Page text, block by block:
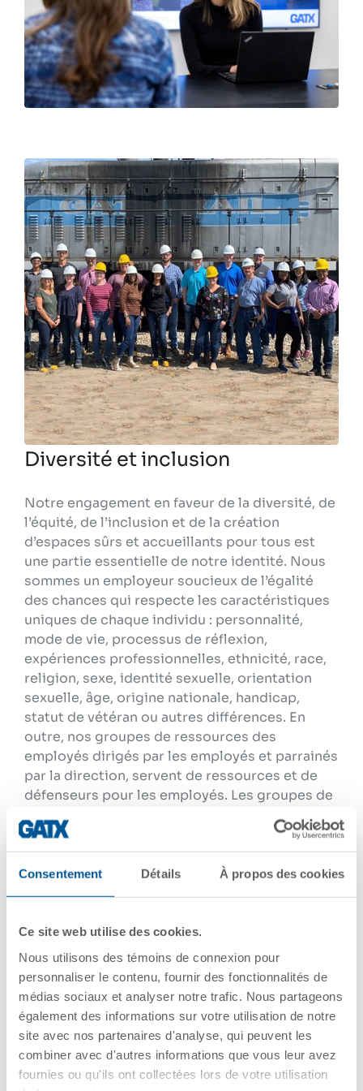
Consentement Détails À propos des cookies
Ce site web utilise des cookies.
Nous utilisons des témoins de connexion pour
personnaliser le contenu, fournir des fonctionnalités de
médias sociaux et analyser notre trafic. Nous partageons
également des informations sur votre utilisation de notre
site avec nos partenaires d'analyse, qui peuvent les
combiner avec d'autres informations que vous leur avez
fournies ou qu'ils ont collectées lors de votre utilisation
Diversité et inclusion
Notre engagement en faveur de la diversité, de
l’équité, de l’inclusion et de la création
d’espaces sûrs et accueillants pour tous est
une partie essentielle de notre identité. Nous
sommes un employeur soucieux de l’égalité
des chances qui respecte les caractéristiques
uniques de chaque individu : personnalité,
mode de vie, processus de réflexion,
expériences professionnelles, ethnicité, race,
religion, sexe, identité sexuelle, orientation
sexuelle, âge, origine nationale, handicap,
statut de vétéran ou autres différences. En
outre, nos groupes de ressources des
employés dirigés par les employés et parrainés
par la direction, servent de ressources et de
défenseurs pour les employés. Les groupes de
ressources des employés s’efforcent de
promouvoir une compréhension de la diversité
et de l’inclusion dans l’ensemble de
l’entreprise, de mobiliser nos collaborateurs et
d’enrichir notre culture. En développant une
nos employés ont la possibilité de faire leur
meilleur travail et d’atteindre leur plein
potentiel.
APPRENTISSAGE ET
PERFECTIONNEMENT